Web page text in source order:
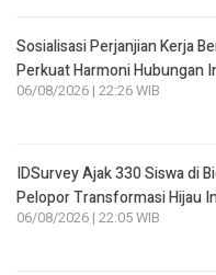
Sosialisasi Perjanjian Kerja
Perkuat Harmoni Hubungan
06/08/2026 | 22:26 WIB
IDSurvey Ajak 330 Siswa di
Pelopor Transformasi Hijau
06/08/2026 | 22:05 WIB